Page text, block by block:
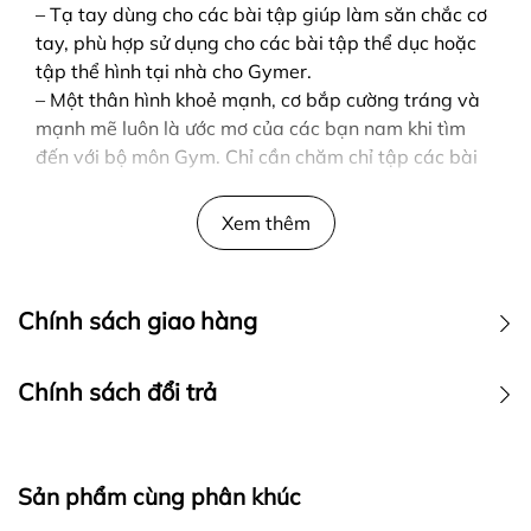
– Tạ tay dùng cho các bài tập giúp làm săn chắc cơ
tay, phù hợp sử dụng cho các bài tập thể dục hoặc
tập thể hình tại nhà cho Gymer.
– Một thân hình khoẻ mạnh, cơ bắp cường tráng và
mạnh mẽ luôn là ước mơ của các bạn nam khi tìm
đến với bộ môn Gym. Chỉ cần chăm chỉ tập các bài
Xem thêm
Chính sách giao hàng
Chính sách đổi trả
Sản phẩm cùng phân khúc